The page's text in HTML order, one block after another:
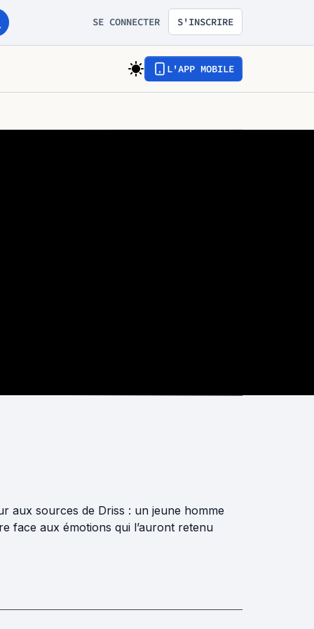
SE CONNECTER S'INSCRIRE
L'APP MOBILE
aux sources de Driss : un jeune homme
face aux émotions qui l’auront retenu